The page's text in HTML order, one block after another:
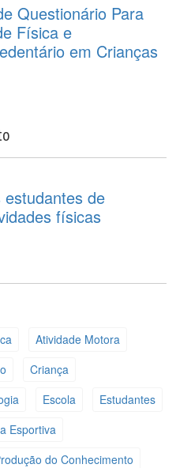
Questionário Para
Física e
em Crianças
de
físicas
Atividade Motora
Criança
Escola
Estudantes
Esportiva
do Conhecimento